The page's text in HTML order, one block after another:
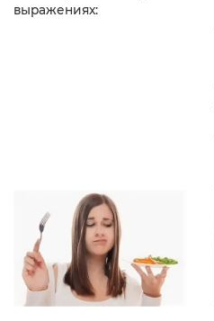
выражениях: